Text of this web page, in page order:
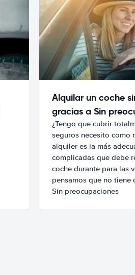
Alquilar un coche
gracias a Sin
¿Tengo que cubrir
seguros necesito como
alquiler es la más
complicadas que debe
coche durante para las
pensamos que no tiene
Sin preocupaciones